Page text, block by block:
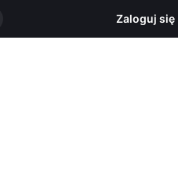
Zaloguj się